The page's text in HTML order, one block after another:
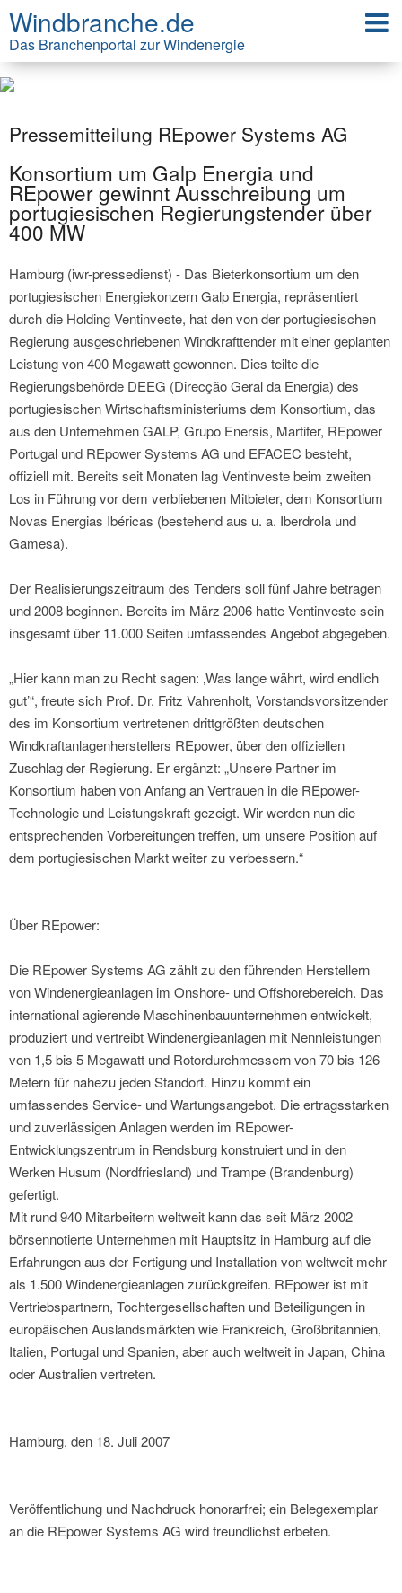
Windbranche.de
Das Branchenportal zur Windenergie
Pressemitteilung REpower Systems AG
Konsortium um Galp Energia und
REpower gewinnt Ausschreibung um
portugiesischen Regierungstender über
400 MW
Hamburg (iwr-pressedienst) - Das Bieterkonsortium um den
portugiesischen Energiekonzern Galp Energia, repräsentiert
durch die Holding Ventinveste, hat den von der portugiesischen
Regierung ausgeschriebenen Windkrafttender mit einer geplanten
Leistung von 400 Megawatt gewonnen. Dies teilte die
Regierungsbehörde DEEG (Direcção Geral da Energia) des
portugiesischen Wirtschaftsministeriums dem Konsortium, das
aus den Unternehmen GALP, Grupo Enersis, Martifer, REpower
Portugal und REpower Systems AG und EFACEC besteht,
offiziell mit. Bereits seit Monaten lag Ventinveste beim zweiten
Los in Führung vor dem verbliebenen Mitbieter, dem Konsortium
Novas Energias Ibéricas (bestehend aus u. a. Iberdrola und
Gamesa).
Der Realisierungszeitraum des Tenders soll fünf Jahre betragen
und 2008 beginnen. Bereits im März 2006 hatte Ventinveste sein
insgesamt über 11.000 Seiten umfassendes Angebot abgegeben.
„Hier kann man zu Recht sagen: ‚Was lange währt, wird endlich
gut’“, freute sich Prof. Dr. Fritz Vahrenholt, Vorstandsvorsitzender
des im Konsortium vertretenen drittgrößten deutschen
Windkraftanlagenherstellers REpower, über den offiziellen
Zuschlag der Regierung. Er ergänzt: „Unsere Partner im
Konsortium haben von Anfang an Vertrauen in die REpower-
Technologie und Leistungskraft gezeigt. Wir werden nun die
entsprechenden Vorbereitungen treffen, um unsere Position auf
dem portugiesischen Markt weiter zu verbessern.“
Über REpower:
Die REpower Systems AG zählt zu den führenden Herstellern
von Windenergieanlagen im Onshore- und Offshorebereich. Das
international agierende Maschinenbauunternehmen entwickelt,
produziert und vertreibt Windenergieanlagen mit Nennleistungen
von 1,5 bis 5 Megawatt und Rotordurchmessern von 70 bis 126
Metern für nahezu jeden Standort. Hinzu kommt ein
umfassendes Service- und Wartungsangebot. Die ertragsstarken
und zuverlässigen Anlagen werden im REpower-
Entwicklungszentrum in Rendsburg konstruiert und in den
Werken Husum (Nordfriesland) und Trampe (Brandenburg)
gefertigt.
Mit rund 940 Mitarbeitern weltweit kann das seit März 2002
börsennotierte Unternehmen mit Hauptsitz in Hamburg auf die
Erfahrungen aus der Fertigung und Installation von weltweit mehr
als 1.500 Windenergieanlagen zurückgreifen. REpower ist mit
Vertriebspartnern, Tochtergesellschaften und Beteiligungen in
europäischen Auslandsmärkten wie Frankreich, Großbritannien,
Italien, Portugal und Spanien, aber auch weltweit in Japan, China
oder Australien vertreten.
Hamburg, den 18. Juli 2007
Veröffentlichung und Nachdruck honorarfrei; ein Belegexemplar
an die REpower Systems AG wird freundlichst erbeten.